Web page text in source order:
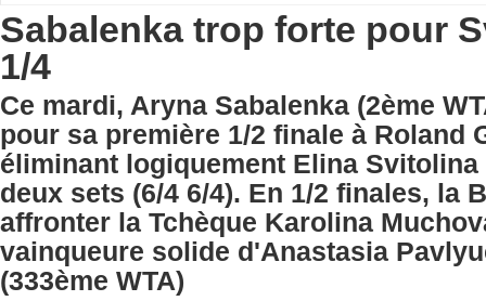
Sabalenka trop forte pour
1/4
Ce mardi, Aryna Sabalenka (2ème
pour sa première 1/2 finale à Roland
éliminant logiquement Elina Svitolina
deux sets (6/4 6/4). En 1/2 finales, la
affronter la Tchèque Karolina
vainqueure solide d'Anastasia
(333ème WTA)